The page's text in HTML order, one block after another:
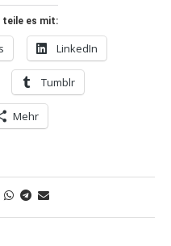
teile es mit:
LinkedIn
Tumblr
Mehr